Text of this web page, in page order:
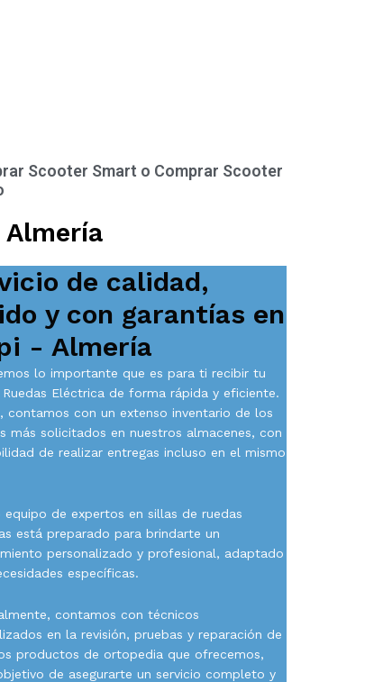
Scooter Smart o Comprar Scooter
de calidad,
y con garantías en
- Almería
lo importante que es para ti recibir tu
Eléctrica de forma rápida y eficiente.
contamos con un extenso inventario de los
más solicitados en nuestros almacenes, con
de realizar entregas incluso en el mismo
equipo de expertos en sillas de ruedas
está preparado para brindarte un
personalizado y profesional, adaptado
específicas.
contamos con técnicos
en la revisión, pruebas y reparación de
productos de ortopedia que ofrecemos,
de asegurarte un servicio completo y